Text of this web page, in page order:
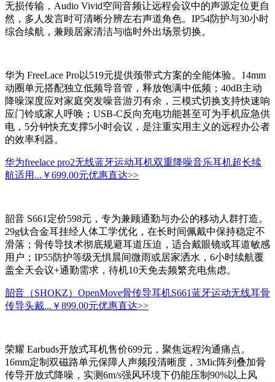
无损传输，Audio Vivid空间音频让远程会议中的声源定位更自
然，多人发言时可清晰分辨左右声道角色。IP54防护与30小时
综合续航，兼顾居家清洁与临时外出场景切换。
华为 FreeLace Pro以519元提供颈带式方案的全能体验。14mm
动圈单元搭配独立低频导音管，释放饱满中低频；40dB主动
降噪深度应对家庭突发噪音游刃有余，三模式切换支持快速响
应门铃或家人呼唤；USB-C反向充电功能甚至可为手机应急供
电，5分钟快充支撑5小时会议，是注重实用主义的远程办公者
的效率利器。
华为freelace pro2无线蓝牙运动耳机双重降噪音乐耳机超长续
航适用... ￥699.00元优惠直达>>
韶音 S661定价598元，专为兼顾通勤与办公的移动人群打造。
29g钛合金耳挂经人体工学优化，在长时间佩戴中保持稳定不
滑落；骨传导技术彻底规避耳道压迫，适合戴眼镜或耳道敏感
用户；IP55防护等级无惧晨间微雨或居家洒水，6小时续航覆
盖全天会议+通勤需求，待机10天免去频繁充电焦虑。
韶音（SHOKZ）OpenMove骨传导耳机S661蓝牙运动无线耳骨
传导头戴... ￥899.00元优惠直达>>
荣耀 Earbuds开放式耳机售价699元，聚焦远程沟通痛点。
16mm定制双磁路单元保障人声频段清晰度，3Mic阵列叠加骨
传导开放式降噪，实测6m/s强风环境下仍能压制90%以上风